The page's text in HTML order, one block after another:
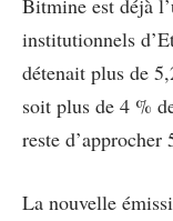
institutionnels
détenait plus de
soit plus de 4 %
reste d’approcher
La nouvelle